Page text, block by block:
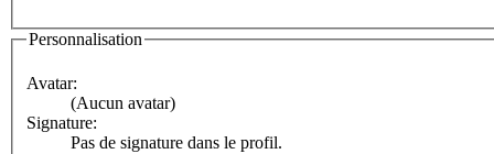
Personnalisation
Avatar:
(Aucun avatar)
Signature:
Pas de signature dans le profil.